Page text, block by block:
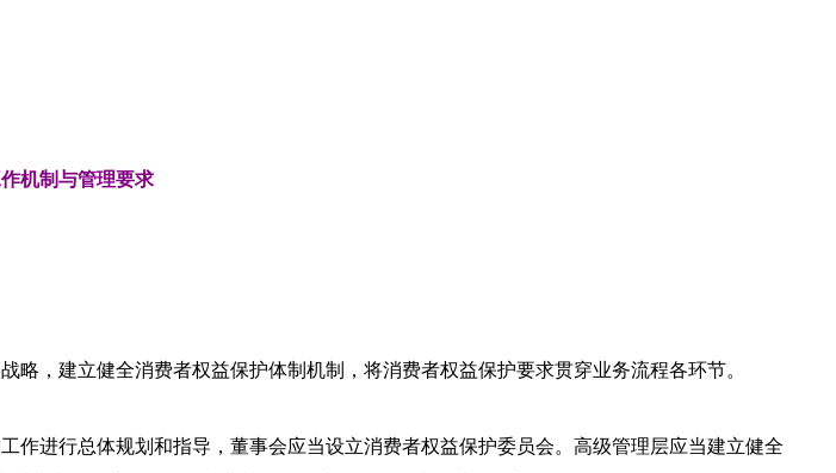
机制与管理要求
，建立健全消费者权益保护体制机制，将消费者权益保护要求贯穿业务流程各环节。
进行总体规划和指导，董事会应当设立消费者权益保护委员会。高级管理层应当建立健全